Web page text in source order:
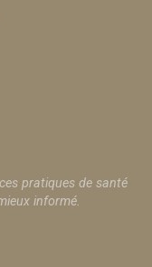
pratiques de santé
informé.